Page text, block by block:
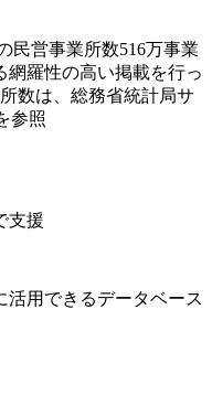
民営事業所数516万事業
網羅性の高い掲載を行っ
数は、総務省統計局サ
参照
支援
活用できるデータベース